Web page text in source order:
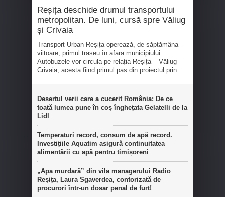
Reșița deschide drumul transportului
metropolitan. De luni, cursă spre Văliug
și Crivaia
Transport Urban Reșița operează, de săptămâna
viitoare, primul traseu în afara municipiului.
Autobuzele vor circula pe relația Reșița – Văliug –
Crivaia, acesta fiind primul pas din proiectul prin...
Desertul verii care a cucerit România: De ce
toată lumea pune în coș înghețata Gelatelli de la
Lidl
Temperaturi record, consum de apă record.
Investițiile Aquatim asigură continuitatea
alimentării cu apă pentru timișoreni
„Apa murdară” din vila managerului Radio
Reșița, Laura Sgaverdea, contorizată de
procurori într-un dosar penal de furt!